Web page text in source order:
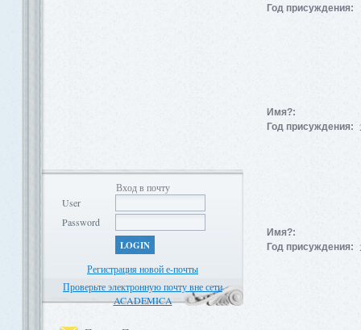
Вход в почту
User
Password
LOGIN
Регистрация новой е-почты
Проверьте электронную почту вне сети
ACADEMICA
Год присуждения:
Имя?:
Год присуждения:
Имя?:
Год присуждения: